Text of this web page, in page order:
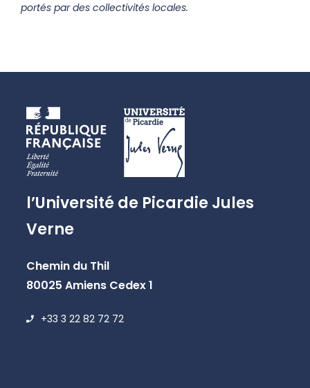
portés par des collectivités locales.
l’Université de Picardie Jules
Verne
Chemin du Thil
80025 Amiens Cedex 1
+33 3 22 82 72 72